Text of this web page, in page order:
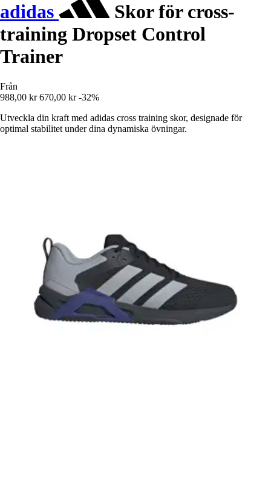
adidas
Skor för cross-
training Dropset Control
Trainer
Från
988,00 kr 670,00 kr -32%
Utveckla din kraft med adidas cross training skor, designade för
optimal stabilitet under dina dynamiska övningar.